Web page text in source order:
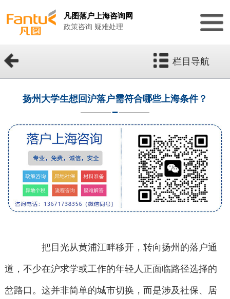
凡图落户上海咨询网
政策咨询 疑难处理
栏目导航
扬州大学生想回沪落户需符合哪些上海条件？
把目光从黄浦江畔移开，转向扬州的落户通
道，不少在沪求学或工作的年轻人正面临路径选择的
岔路口。这并非简单的城市切换，而是涉及社保、居